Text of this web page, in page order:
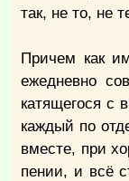
так, не то, не
Причем как
ежедневно
катящегося с
каждый по
вместе, при
пении, и всё